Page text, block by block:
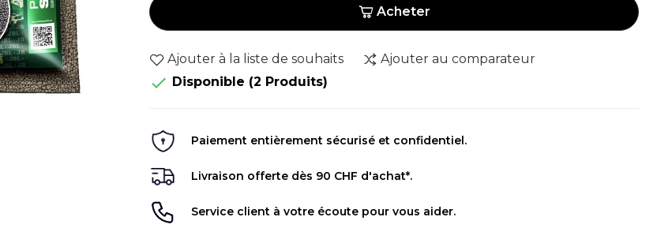
Acheter
Ajouter à la liste de souhaits Ajouter au comparateur
 Disponible (2 Produits)
Paiement entièrement sécurisé et confidentiel.
Livraison offerte dès 90 CHF d'achat*.
Service client à votre écoute pour vous aider.